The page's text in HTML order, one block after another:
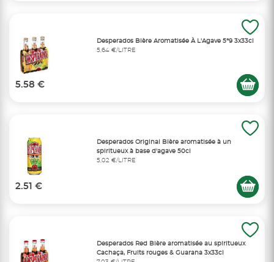
Desperados Bière Aromatisée À L'Agave 5°9 3x33cl
5,64 €/LITRE
5.58 €
Desperados Original Bière aromatisée à un
spiritueux à base d'agave 50cl
5,02 €/LITRE
2.51 €
Desperados Red Bière aromatisée au spiritueux
Cachaça, Fruits rouges & Guarana 3x33cl